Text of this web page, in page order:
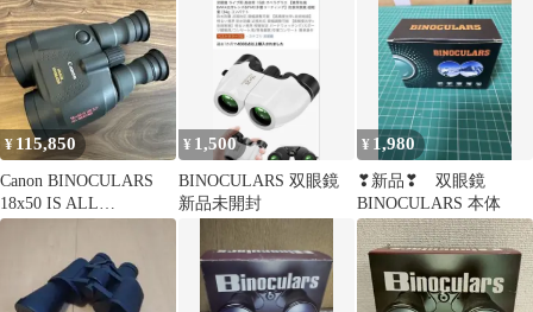
¥ 115,850
Canon BINOCULARS
18x50 IS ALL
WEATHER
¥ 1,500
BINOCULARS 双眼鏡
新品未開封
¥ 1,980
❣新品❣ 双眼鏡
BINOCULARS 本体